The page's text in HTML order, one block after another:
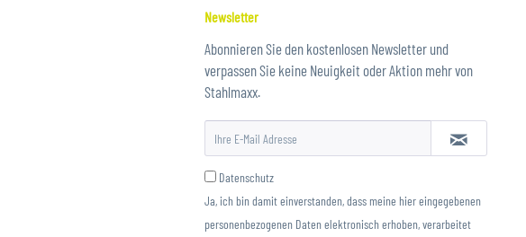
Newsletter
Abonnieren Sie den kostenlosen Newsletter und
verpassen Sie keine Neuigkeit oder Aktion mehr von
Stahlmaxx.
Datenschutz
Ja, ich bin damit einverstanden, dass meine hier eingegebenen
personenbezogenen Daten elektronisch erhoben, verarbeitet